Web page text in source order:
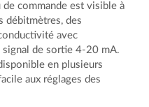
de commande est visible à
débitmètres, des
avec
de sortie 4-20 mA.
en plusieurs
aux réglages des